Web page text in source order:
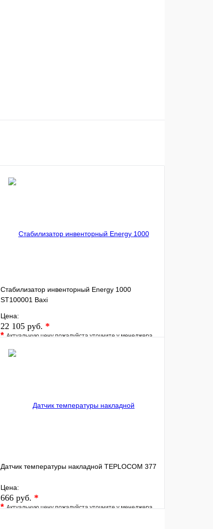
Стабилизатор инвенторный Energy 1000
ST100001 Baxi
Цена:
22 105 руб. *
*Актуальную цену пожалуйста уточните у менеджера
В избранное
Датчик температуры накладной TEPLOCOM 377
Цена:
666 руб. *
*Актуальную цену пожалуйста уточните у менеджера